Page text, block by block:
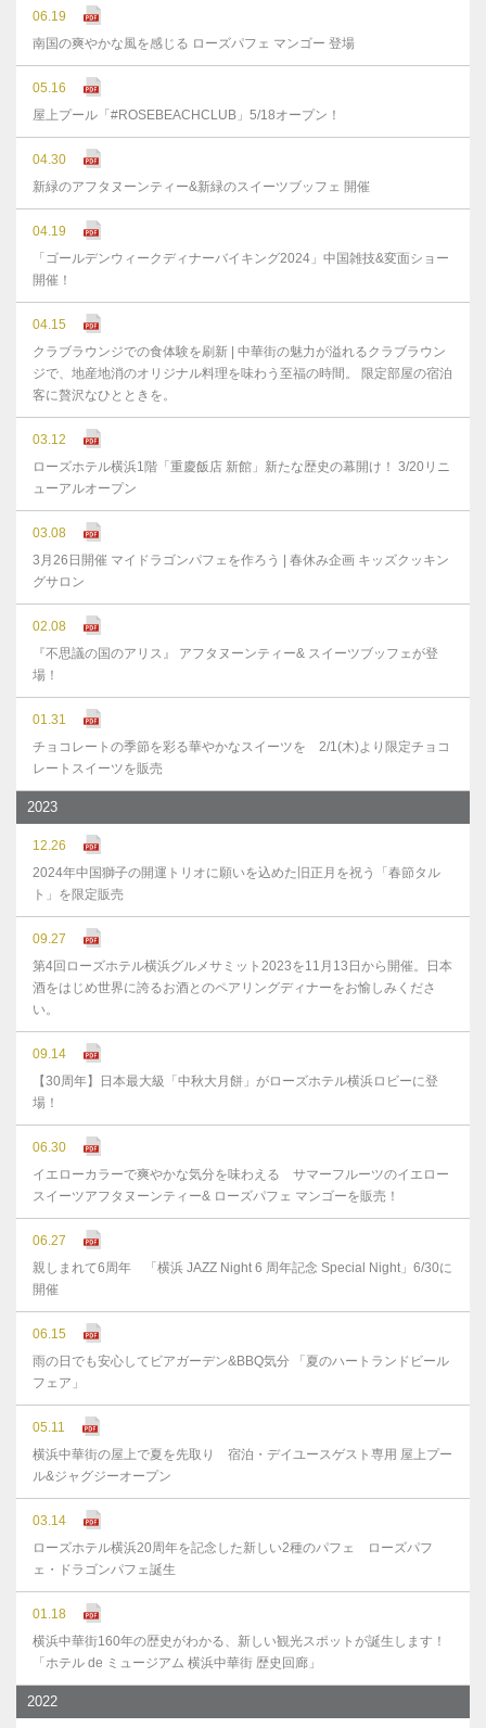
06.19
南国の爽やかな風を感じる ローズパフェ マンゴー 登場
05.16
屋上プール「#ROSEBEACHCLUB」5/18オープン！
04.30
新緑のアフタヌーンティー&新緑のスイーツブッフェ 開催
04.19
「ゴールデンウィークディナーバイキング2024」中国雑技&変面ショー
開催！
04.15
クラブラウンジでの食体験を刷新 | 中華街の魅力が溢れるクラブラウン
ジで、地産地消のオリジナル料理を味わう至福の時間。 限定部屋の宿泊
客に贅沢なひとときを。
03.12
ローズホテル横浜1階「重慶飯店 新館」新たな歴史の幕開け！ 3/20リニ
ューアルオープン
03.08
3月26日開催 マイドラゴンパフェを作ろう | 春休み企画 キッズクッキン
グサロン
02.08
『不思議の国のアリス』 アフタヌーンティー& スイーツブッフェが登
場！
01.31
チョコレートの季節を彩る華やかなスイーツを 2/1(木)より限定チョコ
レートスイーツを販売
2023
12.26
2024年中国獅子の開運トリオに願いを込めた旧正月を祝う「春節タル
ト」を限定販売
09.27
第4回ローズホテル横浜グルメサミット2023を11月13日から開催。日本
酒をはじめ世界に誇るお酒とのペアリングディナーをお愉しみくださ
い。
09.14
【30周年】日本最大級「中秋大月餅」がローズホテル横浜ロビーに登
場！
06.30
イエローカラーで爽やかな気分を味わえる サマーフルーツのイエロー
スイーツアフタヌーンティー& ローズパフェ マンゴーを販売！
06.27
親しまれて6周年 「横浜 JAZZ Night 6 周年記念 Special Night」6/30に
開催
06.15
雨の日でも安心してビアガーデン&BBQ気分 「夏のハートランドビール
フェア」
05.11
横浜中華街の屋上で夏を先取り 宿泊・デイユースゲスト専用 屋上プー
ル&ジャグジーオープン
03.14
ローズホテル横浜20周年を記念した新しい2種のパフェ ローズパフ
ェ・ドラゴンパフェ誕生
01.18
横浜中華街160年の歴史がわかる、新しい観光スポットが誕生します！
「ホテル de ミュージアム 横浜中華街 歴史回廊」
2022